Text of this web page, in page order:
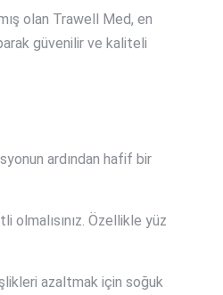
olan Trawell Med, en
güvenilir ve kaliteli
ardından hafif bir
Özellikle yüz
azaltmak için soğuk